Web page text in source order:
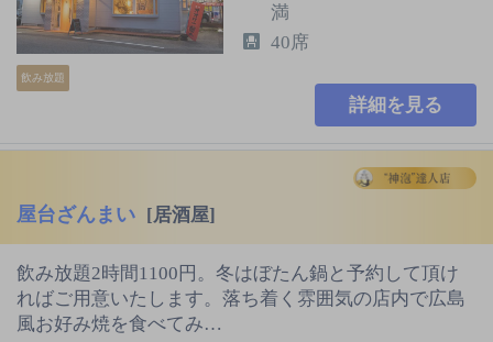
飲み放題
満
40席
詳細を見る
屋台ざんまい [居酒屋]
飲み放題2時間1100円。冬はぼたん鍋と予約して頂け
ればご用意いたします。落ち着く雰囲気の店内で広島
風お好み焼を食べてみ…